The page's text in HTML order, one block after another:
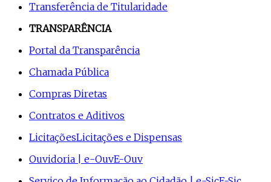
Transferência de Titularidade
TRANSPARÊNCIA
Portal da Transparência
Chamada Pública
Compras Diretas
Contratos e Aditivos
LicitaçõesLicitações e Dispensas
Ouvidoria | e-OuvE-Ouv